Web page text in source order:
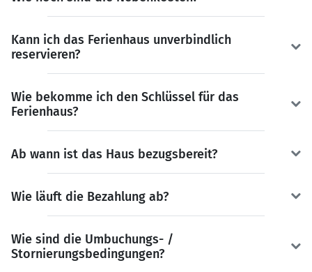
Kann ich das Ferienhaus unverbindlich
reservieren?
Wie bekomme ich den Schlüssel für das
Ferienhaus?
Ab wann ist das Haus bezugsbereit?
Wie läuft die Bezahlung ab?
Wie sind die Umbuchungs- /
Stornierungsbedingungen?